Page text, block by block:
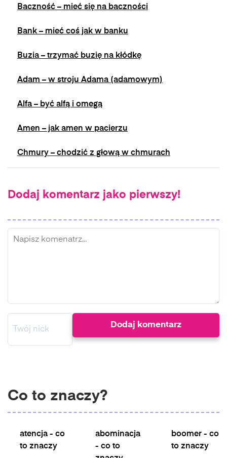
Baczność – mieć się na baczności
Bank – mieć coś jak w banku
Buzia – trzymać buzię na kłódkę
Adam – w stroju Adama (adamowym)
Alfa – być alfą i omegą
Amen – jak amen w pacierzu
Chmury – chodzić z głową w chmurach
Dodaj komentarz jako pierwszy!
Co to znaczy?
atencja - co
to znaczy
abominacja
- co to
boomer - co
to znaczy